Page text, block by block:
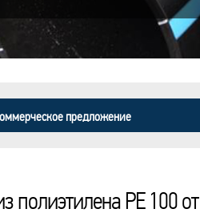
предложение
полиэтилена PE 100